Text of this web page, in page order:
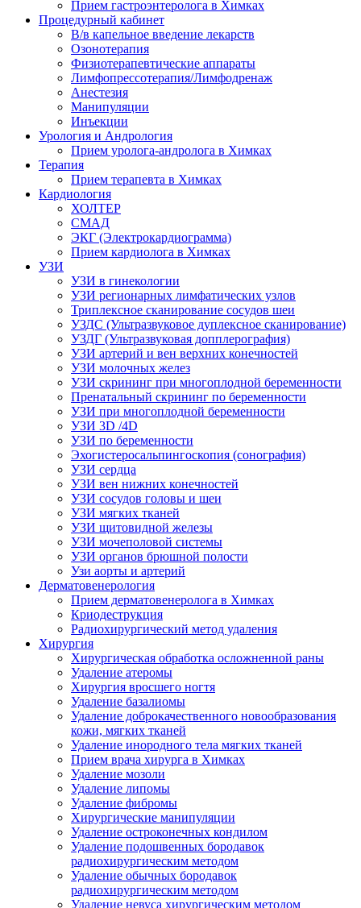
Прием гастроэнтеролога в Химках
Процедурный кабинет
В/в капельное введение лекарств
Озонотерапия
Физиотерапевтические аппараты
Лимфопрессотерапия/Лимфодренаж
Анестезия
Манипуляции
Инъекции
Урология и Андрология
Прием уролога-андролога в Химках
Терапия
Прием терапевта в Химках
Кардиология
ХОЛТЕР
СМАД
ЭКГ (Электрокардиограмма)
Прием кардиолога в Химках
УЗИ
УЗИ в гинекологии
УЗИ регионарных лимфатических узлов
Триплексное сканирование сосудов шеи
УЗДС (Ультразвуковое дуплексное сканирование)
УЗДГ (Ультразвуковая допплерография)
УЗИ артерий и вен верхних конечностей
УЗИ молочных желез
УЗИ скрининг при многоплодной беременности
Пренатальный скрининг по беременности
УЗИ при многоплодной беременности
УЗИ 3D /4D
УЗИ по беременности
Эхогистеросальпингоскопия (сонография)
УЗИ сердца
УЗИ вен нижних конечностей
УЗИ сосудов головы и шеи
УЗИ мягких тканей
УЗИ щитовидной железы
УЗИ мочеполовой системы
УЗИ органов брюшной полости
Узи аорты и артерий
Дерматовенерология
Прием дерматовенеролога в Химках
Криодеструкция
Радиохирургический метод удаления
Хирургия
Хирургическая обработка осложненной раны
Удаление атеромы
Хирургия вросшего ногтя
Удаление базалиомы
Удаление доброкачественного новообразования
кожи, мягких тканей
Удаление инородного тела мягких тканей
Прием врача хирурга в Химках
Удаление мозоли
Удаление липомы
Удаление фибромы
Хирургические манипуляции
Удаление остроконечных кондилом
Удаление подошвенных бородавок
радиохирургическим методом
Удаление обычных бородавок
радиохирургическим методом
Удаление невуса хирургическим методом